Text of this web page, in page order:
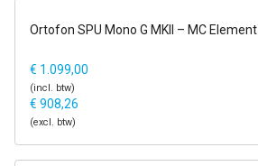
1-2 dagen
Ortofon SPU Mono G MKII – MC Element
€ 1.099,00
(incl. btw)
€ 908,26
(excl. btw)